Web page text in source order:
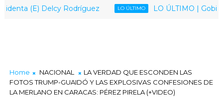
(E) Delcy Rodríguez LO ÚLTIMO LO ÚLTIMO | Gobierno
Home NACIONAL
LA VERDAD QUE ESCONDEN LAS
FOTOS TRUMP-GUAIDÓ Y LAS EXPLOSIVAS CONFESIONES DE
LA MERLANO EN CARACAS: PÉREZ PIRELA (+VIDEO)